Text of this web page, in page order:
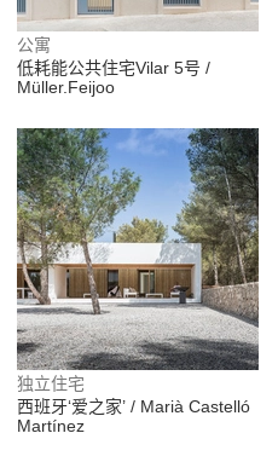
公寓
低耗能公共住宅Vilar 5号 /
Müller.Feijoo
独立住宅
西班牙‘爱之家’ / Marià Castelló
Martínez